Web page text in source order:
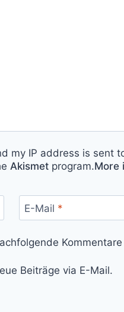
my IP address is sent
Akismet program.More
E-Mail *
Beiträge via E-Mail.